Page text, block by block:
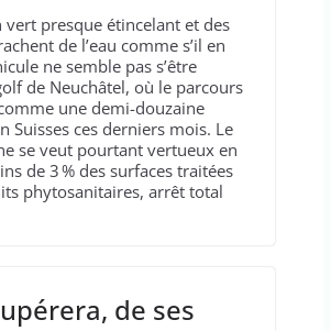
vert presque étincelant et des
de l’eau comme s’il en
ne semble pas s’être
de Neuchâtel, où le parcours
une demi-douzaine
Suisses ces derniers mois. Le
se veut pourtant vertueux en
de 3 % des surfaces traitées
phytosanitaires, arrêt total
de ses